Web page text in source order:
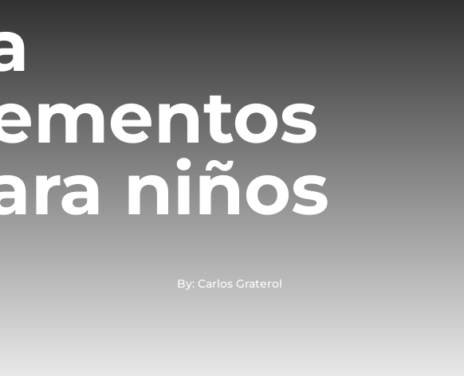
niños
By: Carlos Graterol